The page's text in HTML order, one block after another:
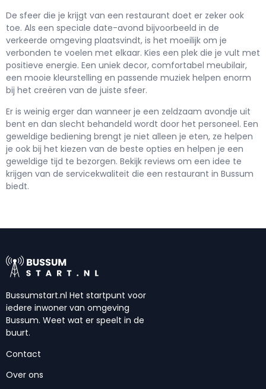
De sfeer die je krijgt van een restaurant doet er zeker ook
toe. Als een speciale date-avond bijvoorbeeld in de
verkeerde omgeving plaatsvindt, is het moeilijk om je
verbonden te voelen met elkaar. Kies een plek die je vult met
positieve energie. Een uniek decor, comfortabel meubilair,
een mooie kleurstelling en passende muziek helpen enorm
bij het creëren van de juiste sfeer.
Er is weinig erger dan wanneer je een zeldzaam avondje uit
bent en dan slecht behandeld wordt door het personeel. Een
geweldige bediening brengt je niet alleen je eten, ze helpen
je ook bij het kiezen van de beste opties en helpen je een
geweldige tijd te bezorgen. Bekijk reviews om een idee te
krijgen van de servicekwaliteit die een restaurant in Bussum
biedt.
Bussumstart.nl Het startpunt voor
iedere inwoner van omgeving
Bussum. Weet wat er speelt in de
buurt.
Contact
Over ons